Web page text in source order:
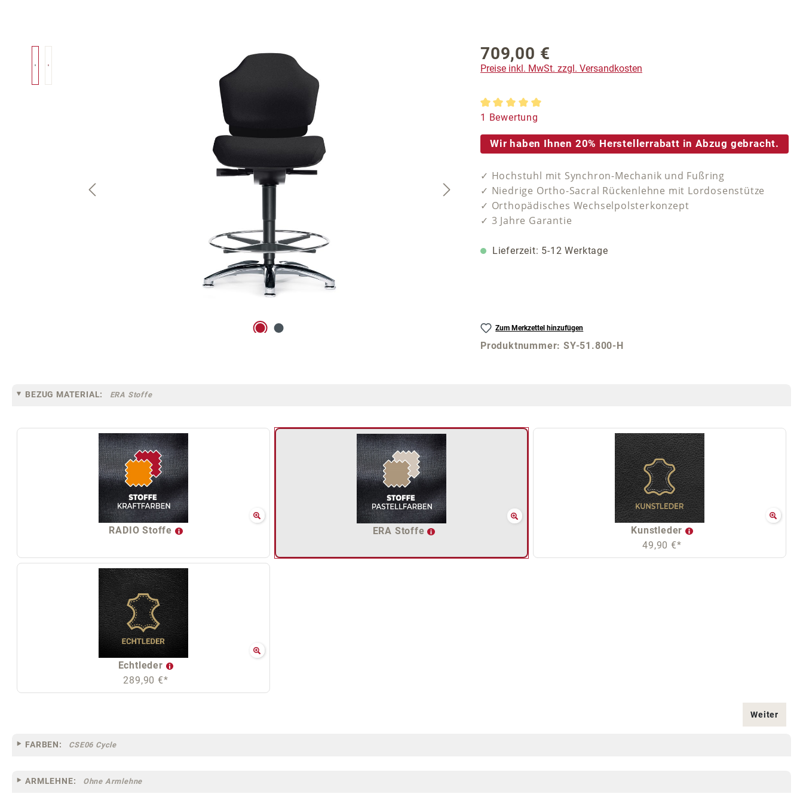
Regulärer Preis:
709,00 €
Preise inkl. MwSt. zzgl. Versandkosten
Durchschnittliche Bewertung von 5 von 5 Sternen
1 Bewertung
Wir haben Ihnen 20% Herstellerrabatt in Abzug gebracht.
✓ Hochstuhl mit Synchron-Mechanik und Fußring
✓ Niedrige Ortho-Sacral Rückenlehne mit Lordosenstütze
✓ Orthopädisches Wechselpolsterkonzept
✓ 3 Jahre Garantie
Lieferzeit: 5-12 Werktage
Zum Merkzettel hinzufügen
Produktnummer:SY-51.800-H
BEZUG MATERIAL: ERA Stoffe
RADIO Stoffe ERA Stoffe
Kunstleder
49,90 €*
Echtleder
289,90 €*
Weiter
FARBEN: CSE06 Cycle
ARMLEHNE: Ohne Armlehne